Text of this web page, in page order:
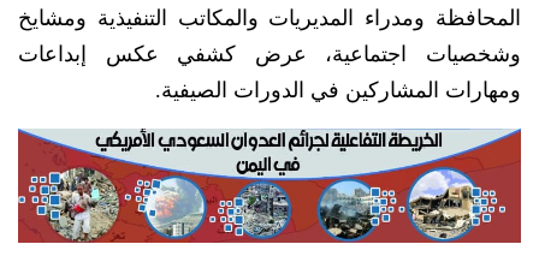
المحافظة ومدراء المديريات والمكاتب التنفيذية ومشايخ
وشخصيات اجتماعية، عرض كشفي عكس إبداعات
ومهارات المشاركين في الدورات الصيفية.